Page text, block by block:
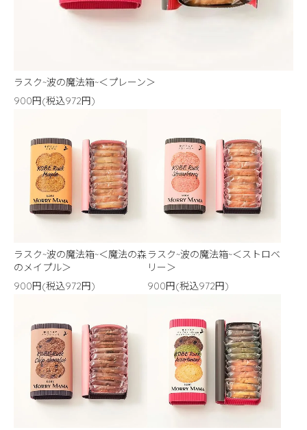
ラスク~波の魔法箱~＜プレーン＞
900円(税込972円)
ラスク~波の魔法箱~＜魔法の森
のメイプル＞
900円(税込972円)
ラスク~波の魔法箱~＜ストロベ
リー＞
900円(税込972円)